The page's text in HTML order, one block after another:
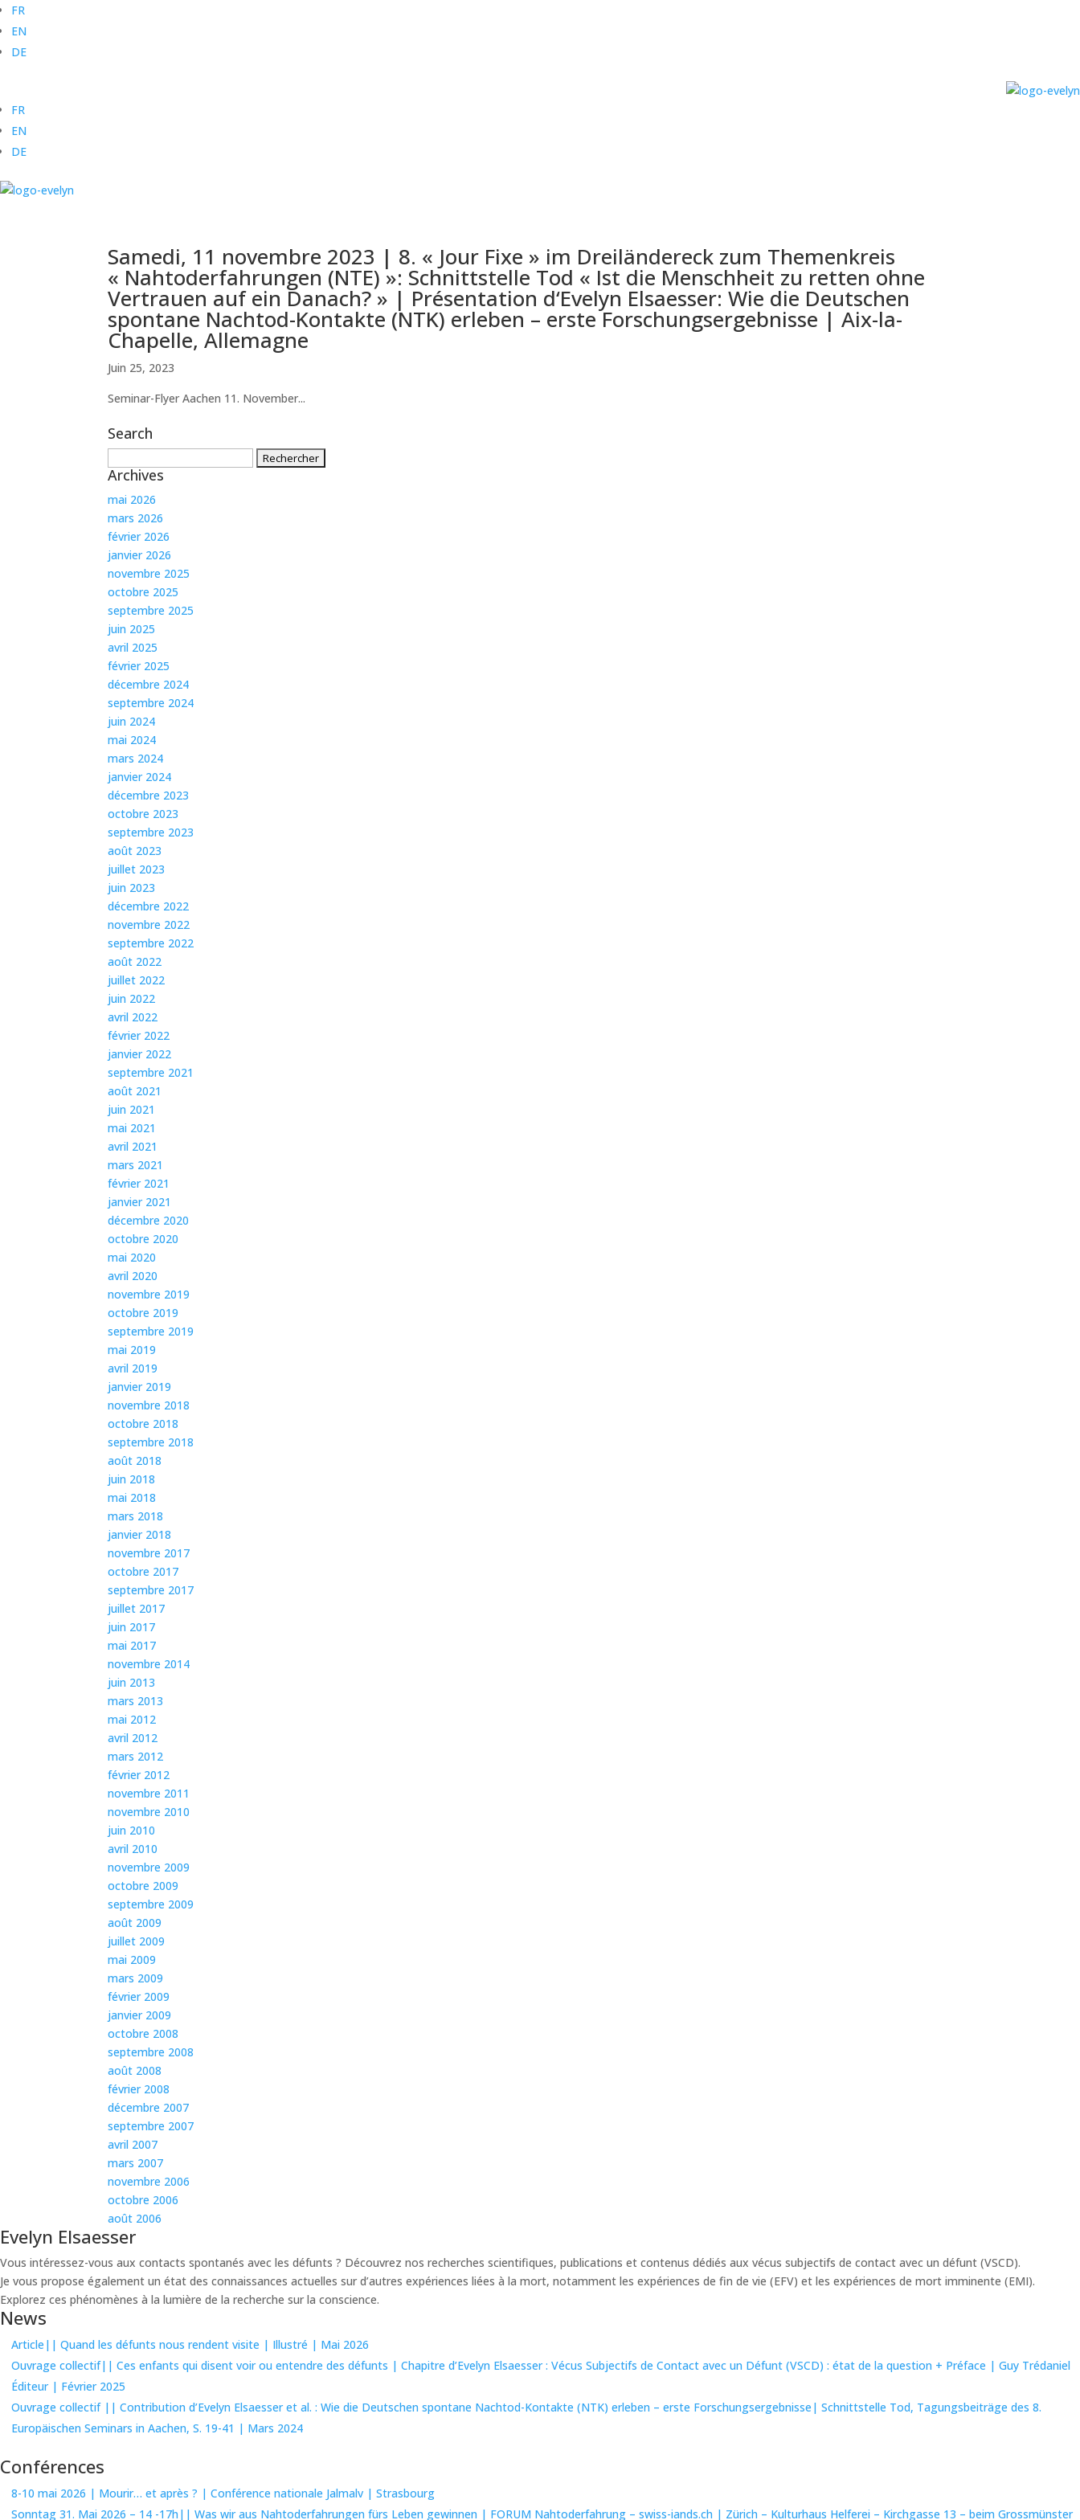
FR
EN
DE
FR
EN
DE
Samedi, 11 novembre 2023 | 8. « Jour Fixe » im Dreiländereck zum Themenkreis
« Nahtoderfahrungen (NTE) »: Schnittstelle Tod « Ist die Menschheit zu retten ohne
Vertrauen auf ein Danach? » | Présentation d‘Evelyn Elsaesser: Wie die Deutschen
spontane Nachtod-Kontakte (NTK) erleben – erste Forschungsergebnisse | Aix-la-
Chapelle, Allemagne
Juin 25, 2023
Seminar-Flyer Aachen 11. November...
Search
Archives
mai 2026
mars 2026
février 2026
janvier 2026
novembre 2025
octobre 2025
septembre 2025
juin 2025
avril 2025
février 2025
décembre 2024
septembre 2024
juin 2024
mai 2024
mars 2024
janvier 2024
décembre 2023
octobre 2023
septembre 2023
août 2023
juillet 2023
juin 2023
décembre 2022
novembre 2022
septembre 2022
août 2022
juillet 2022
juin 2022
avril 2022
février 2022
janvier 2022
septembre 2021
août 2021
juin 2021
mai 2021
avril 2021
mars 2021
février 2021
janvier 2021
décembre 2020
octobre 2020
mai 2020
avril 2020
novembre 2019
octobre 2019
septembre 2019
mai 2019
avril 2019
janvier 2019
novembre 2018
octobre 2018
septembre 2018
août 2018
juin 2018
mai 2018
mars 2018
janvier 2018
novembre 2017
octobre 2017
septembre 2017
juillet 2017
juin 2017
mai 2017
novembre 2014
juin 2013
mars 2013
mai 2012
avril 2012
mars 2012
février 2012
novembre 2011
novembre 2010
juin 2010
avril 2010
novembre 2009
octobre 2009
septembre 2009
août 2009
juillet 2009
mai 2009
mars 2009
février 2009
janvier 2009
octobre 2008
septembre 2008
août 2008
février 2008
décembre 2007
septembre 2007
avril 2007
mars 2007
novembre 2006
octobre 2006
août 2006
Evelyn Elsaesser
Vous intéressez-vous aux contacts spontanés avec les défunts ? Découvrez nos recherches scientifiques, publications et contenus dédiés aux vécus subjectifs de contact avec un défunt (VSCD).
Je vous propose également un état des connaissances actuelles sur d’autres expériences liées à la mort, notamment les expériences de fin de vie (EFV) et les expériences de mort imminente (EMI).
Explorez ces phénomènes à la lumière de la recherche sur la conscience.
News
Article|| Quand les défunts nous rendent visite | Illustré | Mai 2026
Ouvrage collectif|| Ces enfants qui disent voir ou entendre des défunts | Chapitre d’Evelyn Elsaesser : Vécus Subjectifs de Contact avec un Défunt (VSCD) : état de la question + Préface | Guy Trédaniel
Éditeur | Février 2025
Ouvrage collectif || Contribution d’Evelyn Elsaesser et al. : Wie die Deutschen spontane Nachtod-Kontakte (NTK) erleben – erste Forschungsergebnisse| Schnittstelle Tod, Tagungsbeiträge des 8.
Europäischen Seminars in Aachen, S. 19-41 | Mars 2024
Conférences
8-10 mai 2026 | Mourir… et après ? | Conférence nationale Jalmalv | Strasbourg
Sonntag 31. Mai 2026 – 14 -17h|| Was wir aus Nahtoderfahrungen fürs Leben gewinnen | FORUM Nahtoderfahrung – swiss-iands.ch | Zürich – Kulturhaus Helferei – Kirchgasse 13 – beim Grossmünster